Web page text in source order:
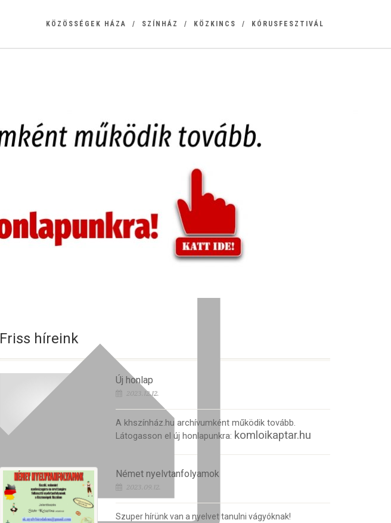
KÖZÖSSÉGEK HÁZA SZÍNHÁZ KÖZKINCS KÓRUSFESZTIVÁL
Friss híreink
Új honlap
2023.12.12.
A khszínház.hu archívumként működik tovább.
Látogasson el új honlapunkra: komloikaptar.hu
Német nyelvtanfolyamok
2023.09.12.
Szuper hírünk van a nyelvet tanulni vágyóknak!